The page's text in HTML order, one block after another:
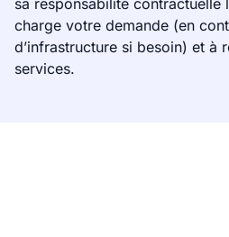
sa responsabilité contractuelle
charge votre demande (en
d’infrastructure si besoin) et à
services.